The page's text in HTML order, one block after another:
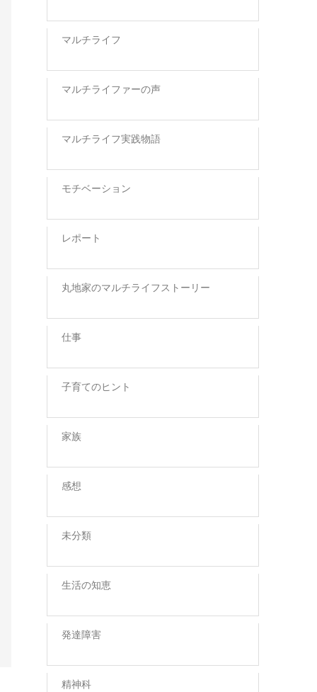
マルチライフ
マルチライファーの声
マルチライフ実践物語
モチベーション
レポート
丸地家のマルチライフストーリー
仕事
子育てのヒント
家族
感想
未分類
生活の知恵
発達障害
精神科